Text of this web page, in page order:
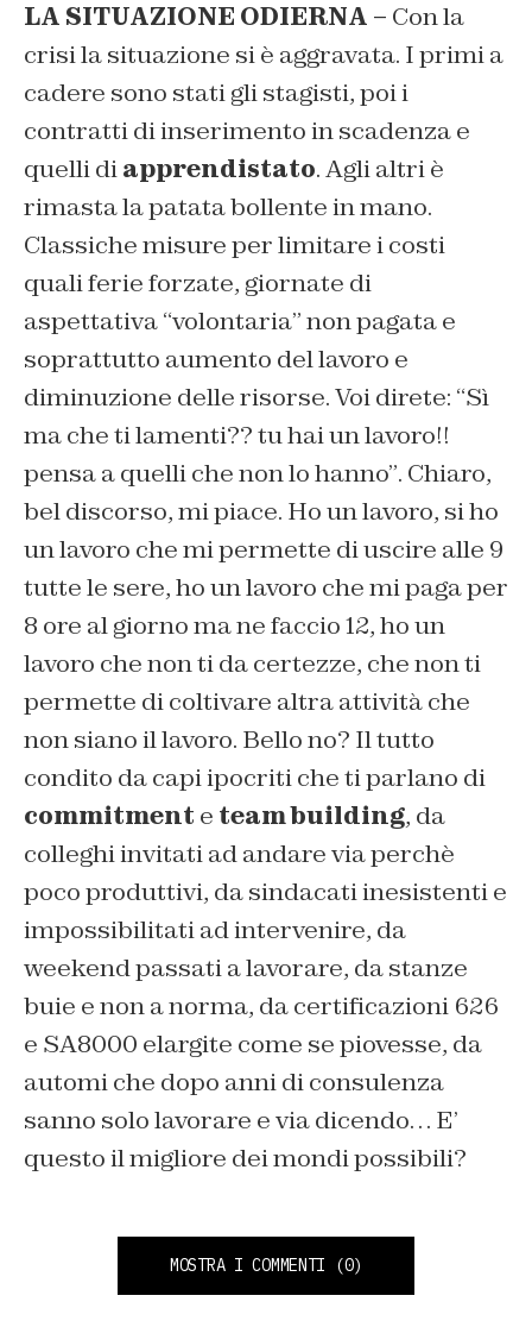
LA SITUAZIONE ODIERNA – Con la
crisi la situazione si è aggravata. I primi a
cadere sono stati gli stagisti, poi i
contratti di inserimento in scadenza e
quelli diapprendistato. Agli altri è
rimasta la patata bollente in mano.
Classiche misure per limitare i costi
quali ferie forzate, giornate di
aspettativa “volontaria” non pagata e
soprattutto aumento del lavoro e
diminuzione delle risorse. Voi direte: “Sì
ma che ti lamenti?? tu hai un lavoro!!
pensa a quelli che non lo hanno”. Chiaro,
bel discorso, mi piace. Ho un lavoro, si ho
un lavoro che mi permette di uscire alle 9
tutte le sere, ho un lavoro che mi paga per
8 ore al giorno ma ne faccio 12, ho un
lavoro che non ti da certezze, che non ti
permette di coltivare altra attività che
non siano il lavoro. Bello no? Il tutto
condito da capi ipocriti che ti parlano di
commitment e team building, da
colleghi invitati ad andare via perchè
poco produttivi, da sindacati inesistenti e
impossibilitati ad intervenire, da
weekend passati a lavorare, da stanze
buie e non a norma, da certificazioni 626
e SA8000 elargite come se piovesse, da
automi che dopo anni di consulenza
sanno solo lavorare e via dicendo… E’
questo il migliore dei mondi possibili?
MOSTRA I COMMENTI (0)